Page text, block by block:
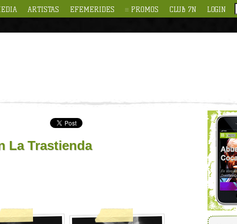
ARTISTAS EFEMERIDES PROMOS CLUB 7N LOGIN
La Trastienda